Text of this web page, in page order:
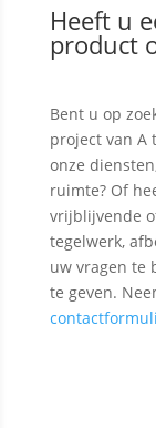
Heeft u
product
Bent u op
project van A
onze
ruimte? Of
vrijblijvende
tegelwerk,
uw vragen te
te geven.